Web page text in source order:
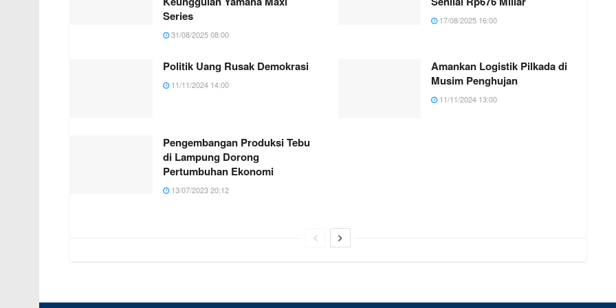
Series
31/08/2025 08:00
17/08/2025 16:00
Politik Uang Rusak Demokrasi
11/11/2024 14:00
Amankan Logistik Pilkada di
Musim Penghujan
11/11/2024 13:00
Pengembangan Produksi Tebu
di Lampung Dorong
Pertumbuhan Ekonomi
13/07/2023 20:12